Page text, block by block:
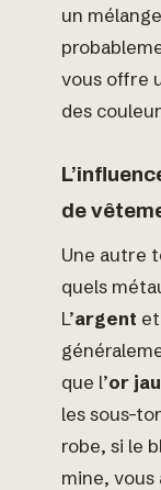
un
vous offre
des
de
Une autre
quels
L’argent
que l’or
les sous-
robe, si le
mine,